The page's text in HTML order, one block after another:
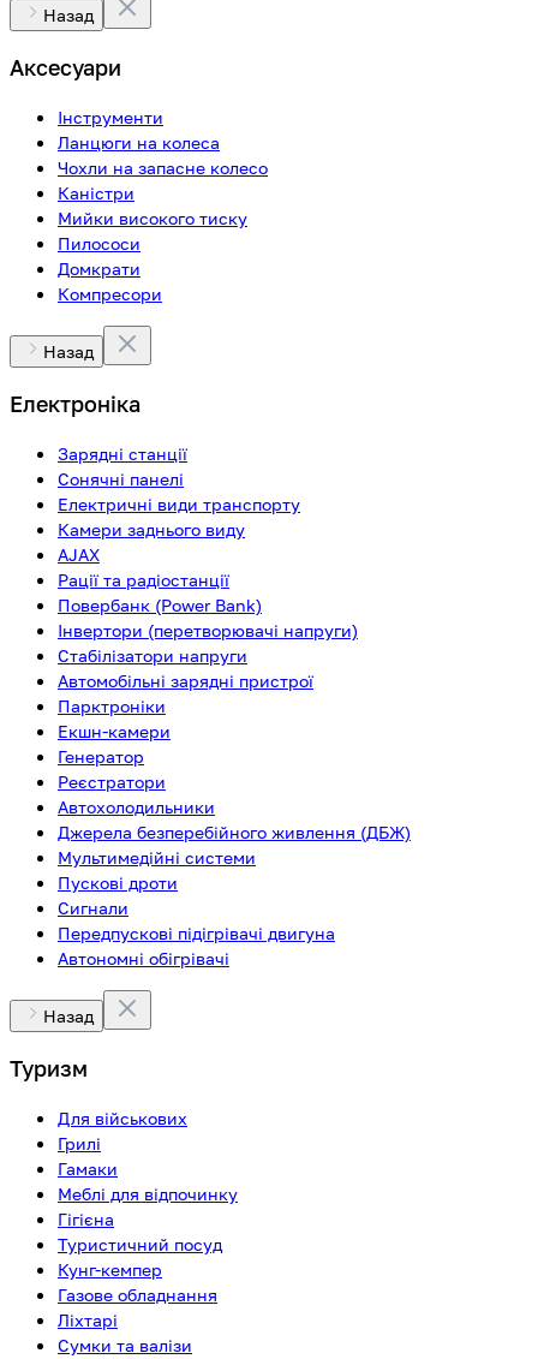
Назад
Аксесуари
Інструменти
Ланцюги на колеса
Чохли на запасне колесо
Каністри
Мийки високого тиску
Пилососи
Домкрати
Компресори
Назад
Електроніка
Зарядні станції
Сонячні панелі
Електричні види транспорту
Камери заднього виду
AJAX
Рації та радіостанції
Повербанк (Power Bank)
Інвертори (перетворювачі напруги)
Стабілізатори напруги
Автомобільні зарядні пристрої
Парктроніки
Екшн-камери
Генератор
Реєстратори
Автохолодильники
Джерела безперебійного живлення (ДБЖ)
Мультимедійні системи
Пускові дроти
Сигнали
Передпускові підігрівачі двигуна
Автономні обігрівачі
Назад
Туризм
Для військових
Грилі
Гамаки
Меблі для відпочинку
Гігієна
Туристичний посуд
Кунг-кемпер
Газове обладнання
Ліхтарі
Сумки та валізи